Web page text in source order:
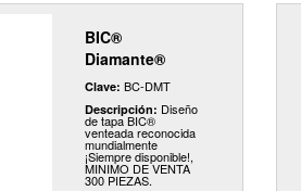
BIC®
Diamante®
Clave: BC-DMT
Descripción: Diseño
de tapa BIC®
venteada reconocida
mundialmente
¡Siempre disponible!,
MINIMO DE VENTA
300 PIEZAS.